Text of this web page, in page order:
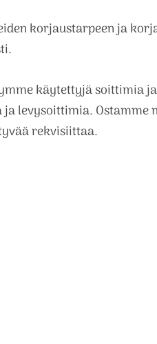
korjaustarpeen ja
käytettyjä soittimia
levysoittimia. Ostamme
rekvisiittaa.